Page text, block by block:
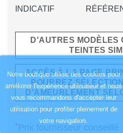
Notre boutique utilise des cookies pour
améliorer l'expérience utilisateur et nous
vous recommandons d'accepter leur
utilisation pour profiter pleinement de
votre navigation.
INDICATIF
D'AUTRES MODÈLES
TEINTES
ACCÈS À LA PAGE
POURREZ
D'AMEUBLEMENT
*Prix fournisseur conseillé